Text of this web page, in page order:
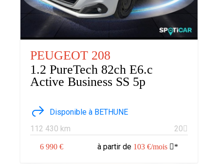
PEUGEOT 208
1.2 PureTech 82ch E6.c
Active Business SS 5p
Disponible à BETHUNE
112 430 km
20
6 990 € à partir de 103 €/mois *